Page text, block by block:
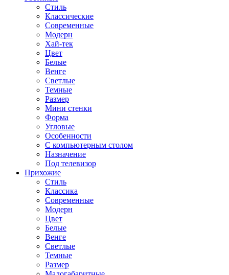
Стиль
Классические
Современные
Модерн
Хай-тек
Цвет
Белые
Венге
Светлые
Темные
Размер
Мини стенки
Форма
Угловые
Особенности
С компьютерным столом
Назначение
Под телевизор
Прихожие
Стиль
Классика
Современные
Модерн
Цвет
Белые
Венге
Светлые
Темные
Размер